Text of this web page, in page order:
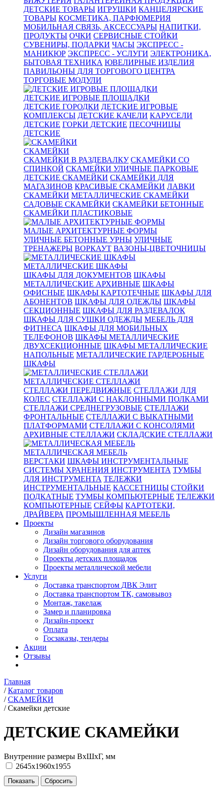
ДЕТСКИЕ ТОВАРЫ ИГРУШКИ КАНЦЕЛЯРСКИЕ
ТОВАРЫ КОСМЕТИКА, ПАРФЮМЕРИЯ
МОБИЛЬНАЯ СВЯЗЬ, АКСЕССУАРЫ НАПИТКИ,
ПРОДУКТЫ ОЧКИ СЕРВИСНЫЕ СТОЙКИ
СУВЕНИРЫ, ПОДАРКИ ЧАСЫ ЭКСПРЕСС -
МАНИКЮР ЭКСПРЕСС - УСЛУГИ ЭЛЕКТРОНИКА,
БЫТОВАЯ ТЕХНИКА ЮВЕЛИРНЫЕ ИЗДЕЛИЯ
ПАВИЛЬОНЫ ДЛЯ ТОРГОВОГО ЦЕНТРА
ТОРГОВЫЕ МОДУЛИ
ДЕТСКИЕ ИГРОВЫЕ ПЛОЩАДКИ
ДЕТСКИЕ ГОРОДКИ ДЕТСКИЕ ИГРОВЫЕ
КОМПЛЕКСЫ ДЕТСКИЕ КАЧЕЛИ КАРУСЕЛИ
ДЕТСКИЕ ГОРКИ ДЕТСКИЕ ПЕСОЧНИЦЫ
ДЕТСКИЕ
СКАМЕЙКИ
СКАМЕЙКИ В РАЗДЕВАЛКУ СКАМЕЙКИ СО
СПИНКОЙ СКАМЕЙКИ УЛИЧНЫЕ ПАРКОВЫЕ
ДЕТСКИЕ СКАМЕЙКИ СКАМЕЙКИ ДЛЯ
МАГАЗИНОВ КРАСИВЫЕ СКАМЕЙКИ ЛАВКИ
СКАМЕЙКИ МЕТАЛЛИЧЕСКИЕ СКАМЕЙКИ
САДОВЫЕ СКАМЕЙКИ СКАМЕЙКИ БЕТОННЫЕ
СКАМЕЙКИ ПЛАСТИКОВЫЕ
МАЛЫЕ АРХИТЕКТУРНЫЕ ФОРМЫ
УЛИЧНЫЕ БЕТОННЫЕ УРНЫ УЛИЧНЫЕ
ТРЕНАЖЕРЫ ВОРКАУТ ВАЗОНЫ-ЦВЕТОЧНИЦЫ
МЕТАЛЛИЧЕСКИЕ ШКАФЫ
ШКАФЫ ДЛЯ ДОКУМЕНТОВ ШКАФЫ
МЕТАЛЛИЧЕСКИЕ АРХИВНЫЕ ШКАФЫ
ОФИСНЫЕ ШКАФЫ КАРТОТЕЧНЫЕ ШКАФЫ ДЛЯ
АБОНЕНТОВ ШКАФЫ ДЛЯ ОДЕЖДЫ ШКАФЫ
СЕКЦИОННЫЕ ШКАФЫ ДЛЯ РАЗДЕВАЛОК
ШКАФЫ ДЛЯ СУШКИ ОДЕЖДЫ МЕБЕЛЬ ДЛЯ
ФИТНЕСА ШКАФЫ ДЛЯ МОБИЛЬНЫХ
ТЕЛЕФОНОВ ШКАФЫ МЕТАЛЛИЧЕСКИЕ
ДВУХСЕКЦИОННЫЕ ШКАФЫ МЕТАЛЛИЧЕСКИЕ
НАПОЛЬНЫЕ МЕТАЛЛИЧЕСКИЕ ГАРДЕРОБНЫЕ
ШКАФЫ
МЕТАЛЛИЧЕСКИЕ СТЕЛЛАЖИ
СТЕЛЛАЖИ ПЕРЕДВИЖНЫЕ СТЕЛЛАЖИ ДЛЯ
КОЛЕС СТЕЛЛАЖИ С НАКЛОННЫМИ ПОЛКАМИ
СТЕЛЛАЖИ СРЕДНЕГРУЗОВЫЕ СТЕЛЛАЖИ
ФРОНТАЛЬНЫЕ СТЕЛЛАЖИ С ВЫКАТНЫМИ
ПЛАТФОРМАМИ СТЕЛЛАЖИ С КОНСОЛЯМИ
АРХИВНЫЕ СТЕЛЛАЖИ СКЛАДСКИЕ СТЕЛЛАЖИ
МЕТАЛЛИЧЕСКАЯ МЕБЕЛЬ
ВЕРСТАКИ ШКАФЫ ИНСТРУМЕНТАЛЬНЫЕ
СИСТЕМЫ ХРАНЕНИЯ ИНСТРУМЕНТА ТУМБЫ
ДЛЯ ИНСТРУМЕНТА ТЕЛЕЖКИ
ИНСТРУМЕНТАЛЬНЫЕ КАССЕТНИЦЫ СТОЙКИ
ПОДКАТНЫЕ ТУМБЫ КОМПЬЮТЕРНЫЕ ТЕЛЕЖКИ
КОМПЬЮТЕРНЫЕ СЕЙФЫ КАРТОТЕКИ,
ДРАЙВЕРА ПРОМЫШЛЕННАЯ МЕБЕЛЬ
Проекты
Дизайн магазинов
Дизайн торгового оборудования
Дизайн оборудования для аптек
Проекты детских площадок
Проекты металлической мебели
Услуги
Доставка транспортом ДВК Элит
Доставка транспортом ТК, самовывоз
Монтаж, такелаж
Замер и планировка
Дизайн-проект
Оплата
Госзаказы, тендеры
Акции
Отзывы
Главная
/ Каталог товаров
/ СКАМЕЙКИ
/ Скамейки детские
ДЕТСКИЕ СКАМЕЙКИ
Внутренние размеры ВхШхГ, мм
2645х1960х1955